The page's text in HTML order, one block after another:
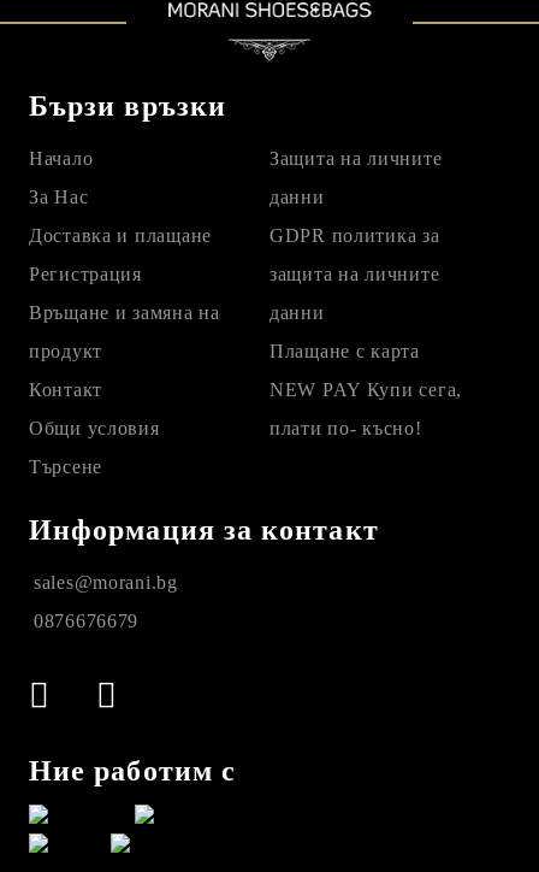
Бързи връзки
Начало
За Нас
Доставка и плащане
Регистрация
Връщане и замяна на
продукт
Контакт
Общи условия
Търсене
Защита на личните
данни
GDPR политика за
защита на личните
данни
Плащане с карта
NEW PAY Купи сега,
плати по- късно!
Информация за контакт
sales@morani.bg
0876676679
Ние работим с